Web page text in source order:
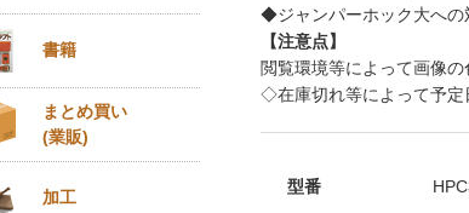
◆ジャンパーホック大への
【注意点】
閲覧環境等によって画像の
◇在庫切れ等によって予定
型番
書籍
まとめ買い
(業販)
加工